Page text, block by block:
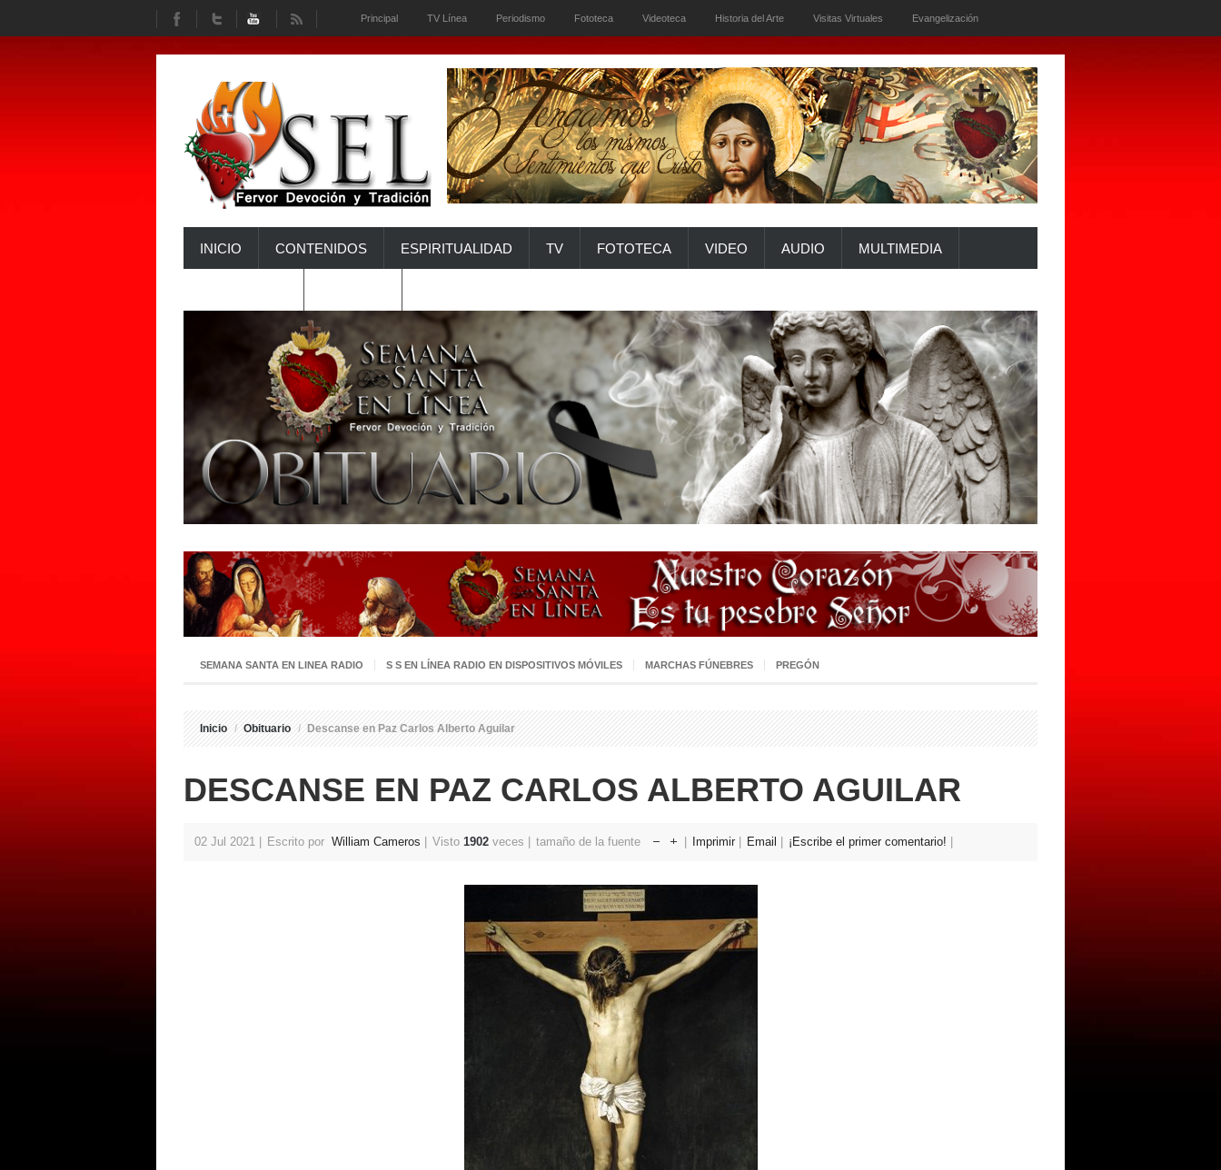
INICIO CONTENIDOS ESPIRITUALIDAD TV FOTOTECA VIDEO AUDIO MULTIMEDIA
SEMANA SANTA EN LINEA RADIO S S EN LÍNEA RADIO EN DISPOSITIVOS MÓVILES MARCHAS FÚNEBRES PREGÓN
Inicio / Obituario / Descanse en Paz Carlos Alberto Aguilar
DESCANSE EN PAZ CARLOS ALBERTO AGUILAR
02 Jul 2021 Escrito por William Cameros Visto 1902 veces tamaño de la fuente Imprimir Email ¡Escribe el primer comentario!
Principal TV Línea Periodismo Fototeca Videoteca Historia del Arte Visitas Virtuales Evangelización